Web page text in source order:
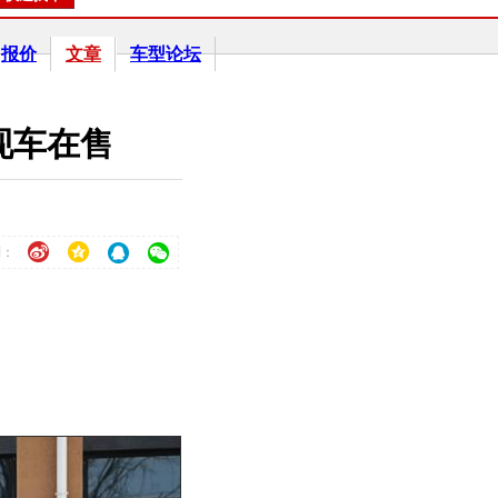
报价 文章 车型论坛
车在售